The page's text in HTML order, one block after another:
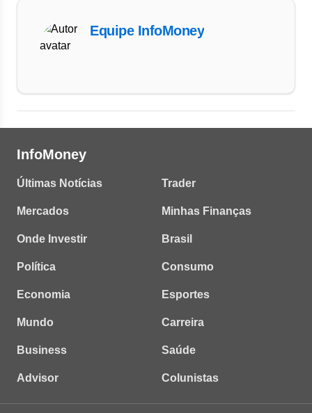
Equipe InfoMoney
InfoMoney
Últimas Notícias
Mercados
Onde Investir
Política
Economia
Mundo
Business
Advisor
Trader
Minhas Finanças
Brasil
Consumo
Esportes
Carreira
Saúde
Colunistas